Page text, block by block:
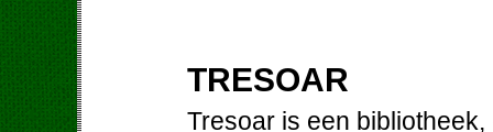
TRESOAR
Tresoar is een